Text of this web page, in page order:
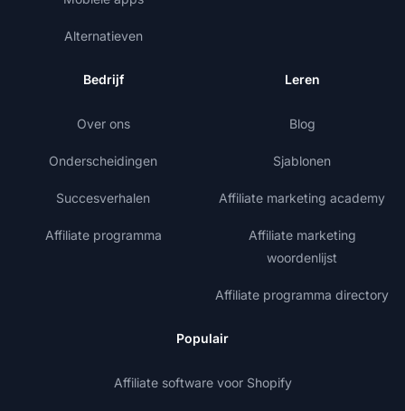
Alternatieven
Bedrijf
Over ons
Onderscheidingen
Succesverhalen
Affiliate programma
Leren
Blog
Sjablonen
Affiliate marketing academy
Affiliate marketing
woordenlijst
Affiliate programma directory
Populair
Affiliate software voor Shopify